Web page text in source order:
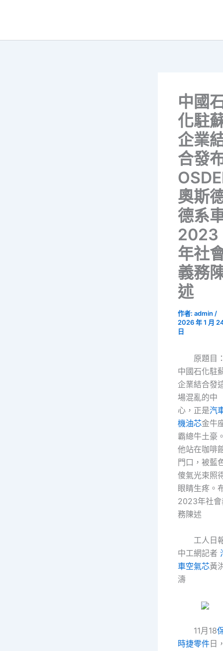
中國
化駐
企業
合發
奧斯
德系
2023
年社
義務
述
作者: admin /
2026 年 1 月
日
原題目：
中國石化駐
企業結合發
場混亂的中
心，正是汽
機油芯金牛
霸總牛土豪。
他站在咖啡
門口，被藍
傻氣光束照
眼睛生疼。
2023年社會
務陳述
工人日
中工網記者
車空氣芯黃
濤
11月18
時捷零件日，